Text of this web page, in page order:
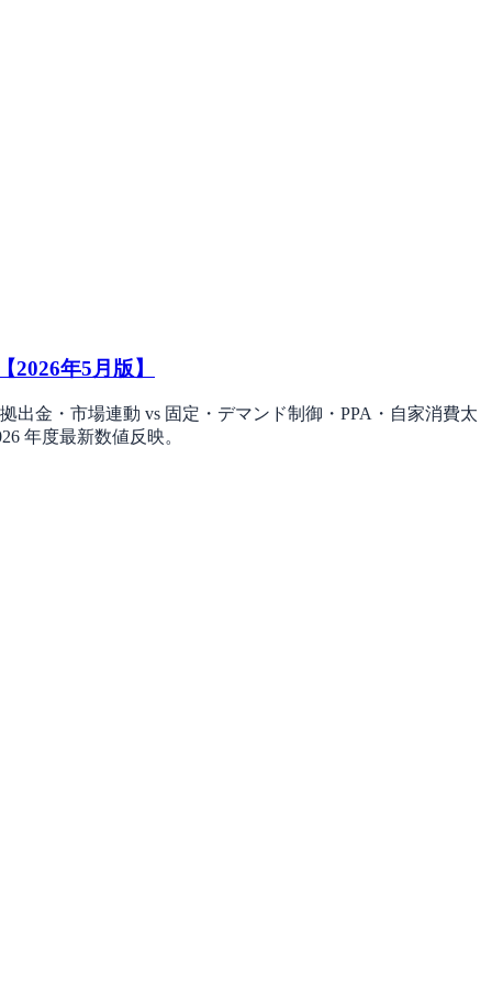
年5月版】
金・市場連動 vs 固定・デマンド制御・PPA・自家消費太
年度最新数値反映。